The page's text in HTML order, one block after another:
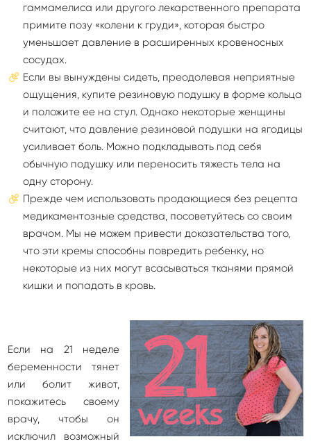
гаммамелиса или другого лекарственного препарата
примите позу «колени к груди», которая быстро
уменьшает давление в расширенных кровеносных
сосудах.
Если вы вынуждены сидеть, преодолевая неприятные
ощущения, купите резиновую подушку в форме кольца
и положите ее на стул. Однако некоторые женщины
считают, что давление резиновой подушки на ягодицы
усиливает боль. Можно подкладывать под себя
обычную подушку или переносить тяжесть тела на
одну сторону.
Прежде чем использовать продающиеся без рецепта
медикаментозные средства, посоветуйтесь со своим
врачом. Мы не можем привести доказательства того,
что эти кремы способны повредить ребенку, но
некоторые из них могут всасываться тканями прямой
кишки и попадать в кровь.
Если на 21 неделе
беременности тянет
или болит живот,
покажитесь своему
врачу, чтобы он
исключил возможный